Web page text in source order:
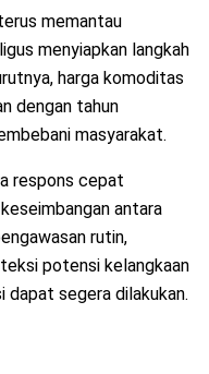
memantau
menyiapkan langkah
harga komoditas
dengan tahun
masyarakat.
respons cepat
antara
rutin,
potensi kelangkaan
dapat segera dilakukan.